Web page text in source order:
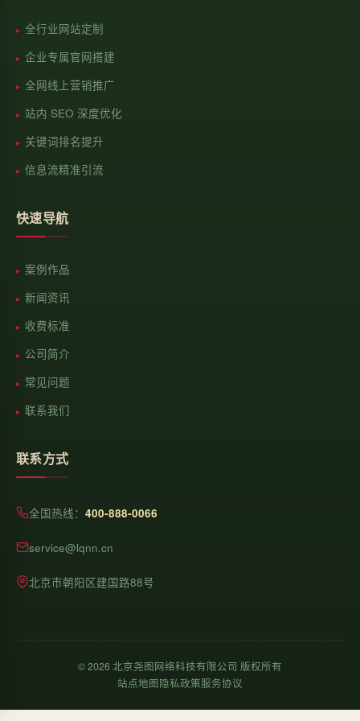
全行业网站定制
企业专属官网搭建
全网线上营销推广
站内 SEO 深度优化
关键词排名提升
信息流精准引流
快速导航
案例作品
新闻资讯
收费标准
公司简介
常见问题
联系我们
联系方式
全国热线： 400-888-0066
service@lqnn.cn
北京市朝阳区建国路88号
©2026北京尧图网络科技有限公司 版权所有
站点地图隐私政策服务协议